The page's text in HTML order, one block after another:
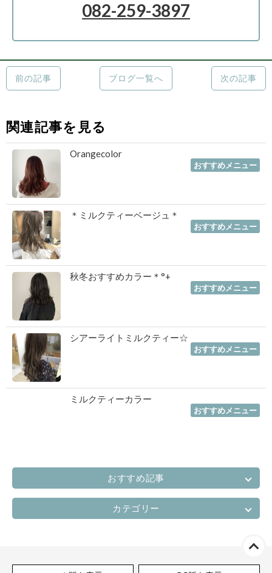
082-259-3897
前の記事 ブログ一覧へ 次の記事
関連記事を見る
Orangecolor
おすすめメニュー
＊ミルクティーベージュ＊
おすすめメニュー
秋冬おすすめカラー＊°+
おすすめメニュー
シアーライトミルクティー☆
おすすめメニュー
ミルクティーカラー
おすすめメニュー
おすすめ記事
カテゴリー